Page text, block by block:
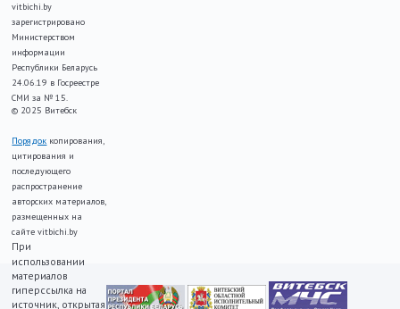
vitbichi.by
зарегистрировано
Министерством
информации
Республики Беларусь
24.06.19 в Госреестре
СМИ за № 15.
© 2025 Витебск
Порядок копирования,
цитирования и
последующего
распространение
авторских материалов,
размещенных на
сайте vitbichi.by
При
использовании
материалов
гиперссылка на
источник, открытая